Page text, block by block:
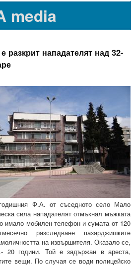
media
разкрит нападателят над 32-
Ф.А. от съседното село Мало
сила нападателят отмъкнал мъжката
имало мобилен телефон и сумата от 120
разследване пазарджишките
на извършителя. Оказало се,
20 години. Той е задържан в ареста,
вещи. По случая се води полицейско